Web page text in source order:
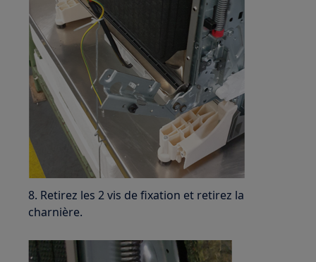
8. Retirez les 2 vis de fixation et retirez la
charnière.